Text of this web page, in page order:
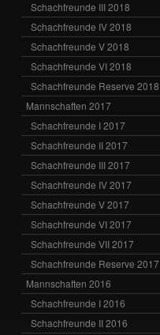
Schachfreunde III 2018
Schachfreunde IV 2018
Schachfreunde V 2018
Schachfreunde VI 2018
Schachfreunde Reserve 2018
Mannschaften 2017
Schachfreunde I 2017
Schachfreunde II 2017
Schachfreunde III 2017
Schachfreunde IV 2017
Schachfreunde V 2017
Schachfreunde VI 2017
Schachfreunde VII 2017
Schachfreunde Reserve 2017
Mannschaften 2016
Schachfreunde I 2016
Schachfreunde II 2016